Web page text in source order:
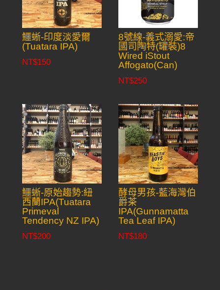
鱷蜥-印度淡愛爾
(Tuatara IPA)
NT$150
8號線-義式溺愛:帝
國司陶特(罐裝)8
Wired iStout
Affogato(Can)
NT$250
鱷蜥-原始趨勢:紐
西蘭IPA(Tuatara
Primeval
Tendency NZ IPA)
NT$200
酵母男孩-藍海灣伯
爵茶
IPA(Gunnamatta
Tea Leaf IPA)
NT$180